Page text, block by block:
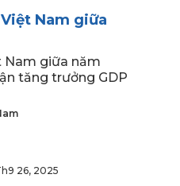
Nam giữa
Nam giữa năm
tăng trưởng GDP
26, 2025